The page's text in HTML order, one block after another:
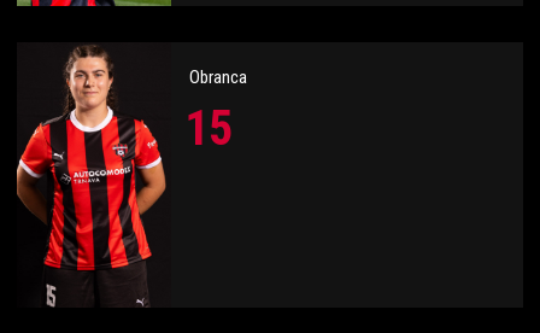
Obranca
15